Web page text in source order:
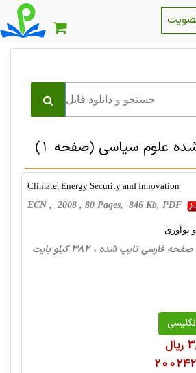
علوم سياسی (صفحه 1)
Climate, Energy Security and Innovation
ECN , 2008 , 80 Pages, 846 Kb, PDF
نوآوری
، کلیه گرایش ها، 67 صفحه فارسی تایپ شده ، 382 کیلو بایت